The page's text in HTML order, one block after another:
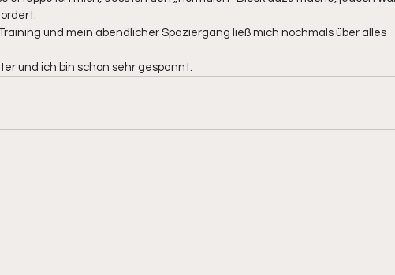
und mein abendlicher Spaziergang ließ mich nochmals über alles
und ich bin schon sehr gespannt.